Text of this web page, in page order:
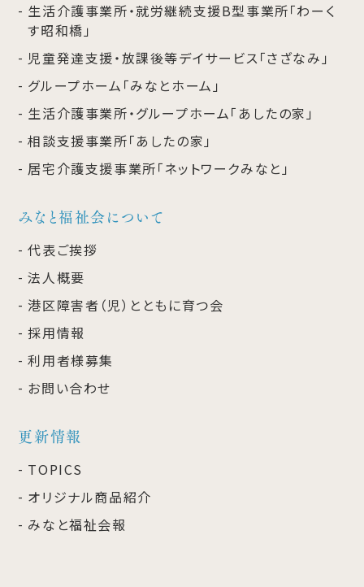
生活介護事業所・就労継続支援B型事業所「わーく
す昭和橋」
児童発達支援・放課後等デイサービス「さざなみ」
グループホーム「みなとホーム」
生活介護事業所・グループホーム「あしたの家」
相談支援事業所「あしたの家」
居宅介護支援事業所「ネットワークみなと」
みなと福祉会について
代表ご挨拶
法人概要
港区障害者（児）とともに育つ会
採用情報
利用者様募集
お問い合わせ
更新情報
TOPICS
オリジナル商品紹介
みなと福祉会報